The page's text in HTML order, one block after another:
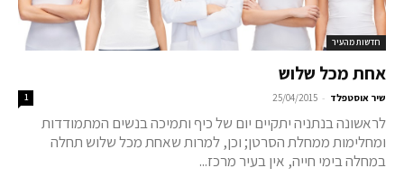
חדשות מהעיר
אחת מכל שלוש
שיר אוסטפלד -
25/04/2015
1
לראשונה בנתניה יתקיים יום של כיף ותמיכה בנשים המתמודדות
ומחלימות ממחלת הסרטן; וכן, למרות שאחת מכל שלוש תחלה
במחלה בימי חייה, אין בעיר מרכז...